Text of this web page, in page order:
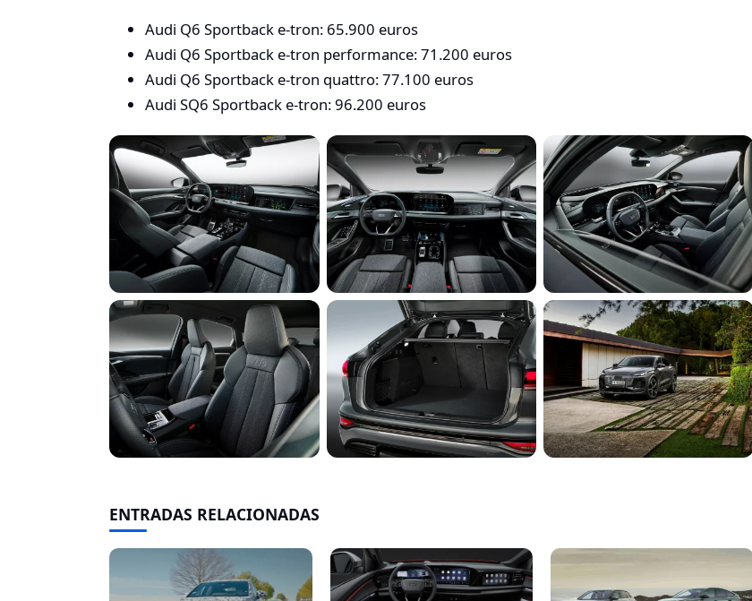
Audi Q6 Sportback e-tron: 65.900 euros
Audi Q6 Sportback e-tron performance: 71.200 euros
Audi Q6 Sportback e-tron quattro: 77.100 euros
Audi SQ6 Sportback e-tron: 96.200 euros
ENTRADAS RELACIONADAS